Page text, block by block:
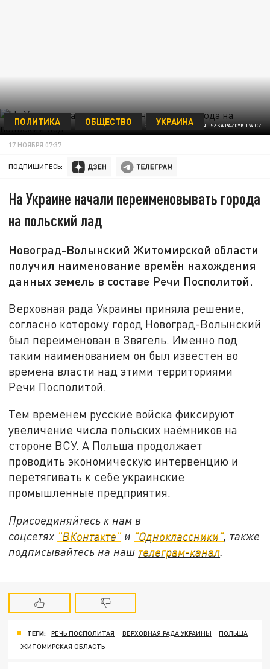
ФОТО: GLOBALLOOKPRESS / AGNIESZKA PAZDYKIEWICZ
ПОЛИТИКА ОБЩЕСТВО УКРАИНА
17 НОЯБРЯ 07:37
ПОДПИШИТЕСЬ:
На Украине начали переименовывать города
на польский лад
Новоград-Волынский Житомирской области
получил наименование времён нахождения
данных земель в составе Речи Посполитой.
Верховная рада Украины приняла решение,
согласно которому город Новоград-Волынский
был переименован в Звягель. Именно под
таким наименованием он был известен во
времена власти над этими территориями
Речи Посполитой.
Тем временем русские войска фиксируют
увеличение числа польских наёмников на
стороне ВСУ. А Польша продолжает
проводить экономическую интервенцию и
перетягивать к себе украинские
промышленные предприятия.
Присоединяйтесь к нам в
соцсетях "ВКонтакте" и "Одноклассники", также
подписывайтесь на наш телеграм-канал.
ТЕГИ: РЕЧЬ ПОСПОЛИТАЯ ВЕРХОВНАЯ РАДА УКРАИНЫ
ПОЛЬША
ЖИТОМИРСКАЯ ОБЛАСТЬ